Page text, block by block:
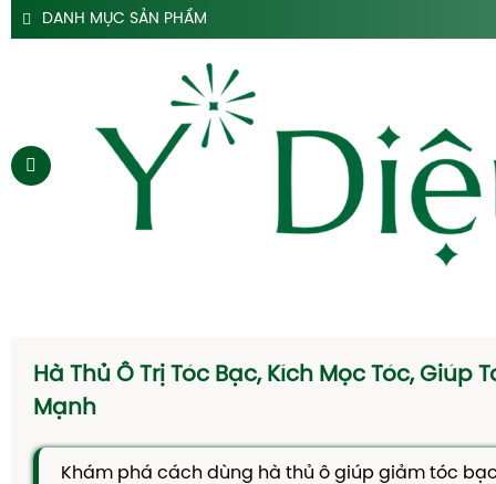
DANH MỤC SẢN PHẨM
SẢN PHẨM HỖ TRỢ DẠ DÀY Y DIỆU
SẢN PHẨM ĐẠI TRÀNG TÁO BÓN Y DIỆU
SẢN PHẨM HÀ THỦ Ô
SẢN PHẨM TAM THẤT Y DIỆU
SIRO HO
CAO DẠ CẨM
HÀ THỦ Ô
Hà Thủ Ô Trị Tóc Bạc, Kích Mọc Tóc, Giúp
Mạnh
Khám phá cách dùng hà thủ ô giúp giảm tóc